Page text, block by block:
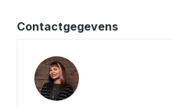
Contactgegevens